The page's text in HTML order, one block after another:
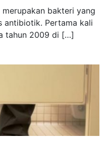
bakteri yang
antibiotik. Pertama kali
tahun 2009 di […]